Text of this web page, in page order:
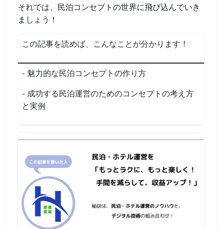
それでは、民泊コンセプトの世界に飛び込んでいき
ましょう！
この記事を読めば、こんなことが分かります！
- 魅力的な民泊コンセプトの作り方
- 成功する民泊運営のためのコンセプトの考え方
と実例